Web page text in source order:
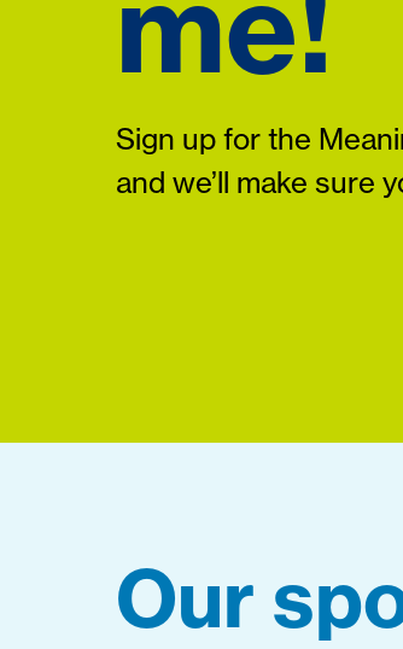
Sign up for the
and we’ll make sure
Our